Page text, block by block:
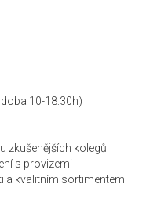
10-18:30h)
zkušenějších kolegů
s provizemi
a kvalitním sortimentem